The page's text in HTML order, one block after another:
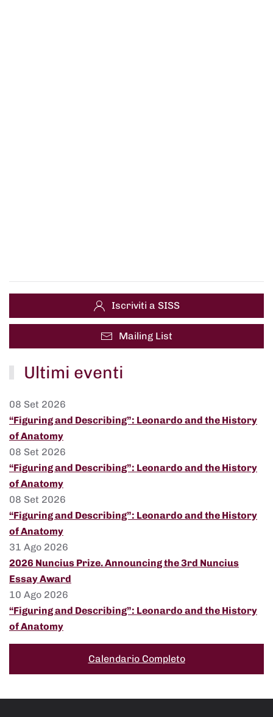
Iscriviti a SISS
Mailing List
Ultimi eventi
08 Set 2026
“Figuring and Describing”: Leonardo and the History
of Anatomy
08 Set 2026
“Figuring and Describing”: Leonardo and the History
of Anatomy
08 Set 2026
“Figuring and Describing”: Leonardo and the History
of Anatomy
31 Ago 2026
2026 Nuncius Prize. Announcing the 3rd Nuncius
Essay Award
10 Ago 2026
“Figuring and Describing”: Leonardo and the History
of Anatomy
Calendario Completo